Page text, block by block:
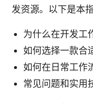
发资源。以下是本
为什么在开发工
如何选择一款合
如何在日常工作
常见问题和实用